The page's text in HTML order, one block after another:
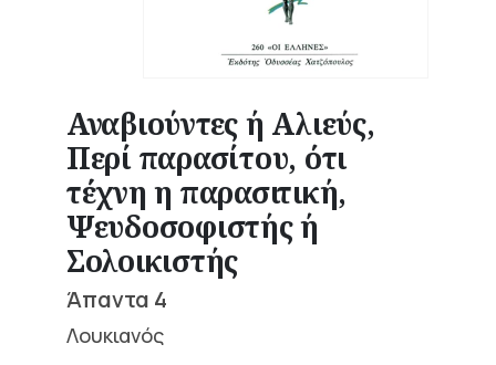
Αναβιούντες ή Αλιεύς,
Περί παρασίτου, ότι
τέχνη η παρασιτική,
Ψευδοσοφιστής ή
Σολοικιστής
Άπαντα 4
Λουκιανός